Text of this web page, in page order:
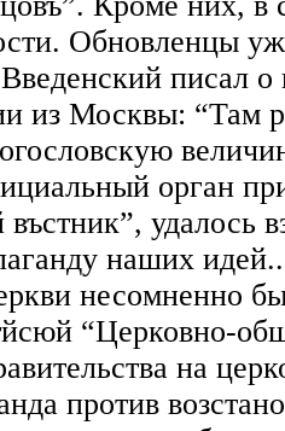
Обновленцы
Введенский писал
из Москвы: “Там
орган
удалось
наших
несомненно
“Церковно-
на
против